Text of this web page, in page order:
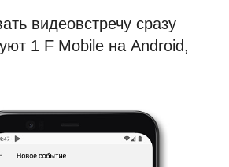
видеовстречу сразу
1 F Mobile на Android,